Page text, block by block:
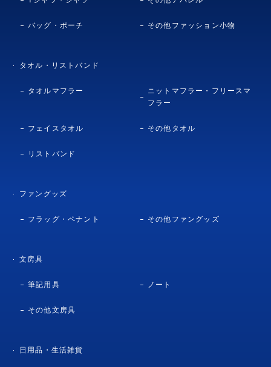
バッグ・ポーチ その他ファッション小物
タオル・リストバンド
タオルマフラー
ニットマフラー・フリースマ
フラー
フェイスタオル その他タオル
リストバンド
ファングッズ
フラッグ・ペナント その他ファングッズ
文房具
筆記用具 ノート
その他文房具
日用品・生活雑貨